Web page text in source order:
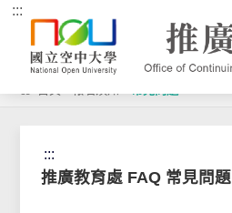
跳到主要內容區塊
:::
:::
推廣教育處 FAQ 常見問題